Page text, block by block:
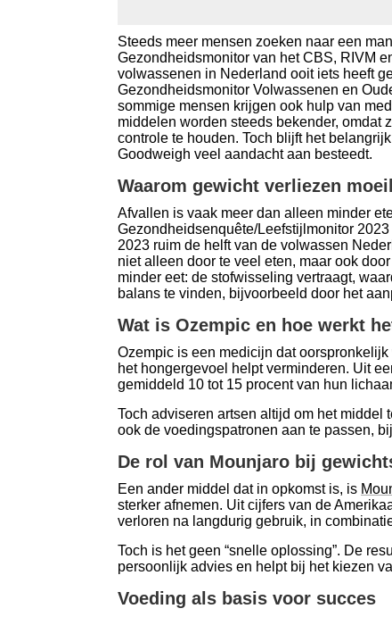
Steeds meer mensen zoeken naar een
Gezondheidsmonitor van het CBS, RIVM
volwassenen in Nederland ooit iets heeft
Gezondheidsmonitor Volwassenen en
sommige mensen krijgen ook hulp van
middelen worden steeds bekender, omdat
controle te houden. Toch blijft het
Goodweigh veel aandacht aan besteedt.
Waarom gewicht verliezen
Afvallen is vaak meer dan alleen minder
Gezondheidsenquête/Leefstijlmonitor
2023 ruim de helft van de volwassen
niet alleen door te veel eten, maar ook
minder eet: de stofwisseling vertraagt,
balans te vinden, bijvoorbeeld door het
Wat is Ozempic en hoe werkt
Ozempic is een medicijn dat
het hongergevoel helpt verminderen. Uit
gemiddeld 10 tot 15 procent van hun
Toch adviseren artsen altijd om het
ook de voedingspatronen aan te passen,
De rol van Mounjaro bij
Een ander middel dat in opkomst is, is
sterker afnemen. Uit cijfers van de
verloren na langdurig gebruik, in
Toch is het geen “snelle oplossing”. De
persoonlijk advies en helpt bij het kiezen
Voeding als basis voor succes